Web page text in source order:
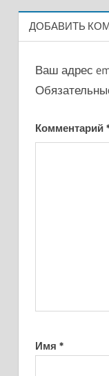
ДОБАВИТЬ
Ваш адрес
Комментарий
Имя *